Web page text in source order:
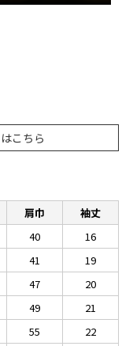
こちら
肩巾
袖丈
40
16
41
19
47
20
49
21
55
22